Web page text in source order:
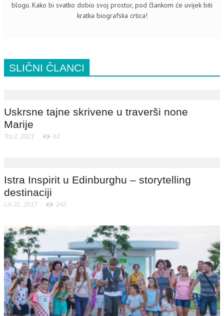
blogu. Kako bi svatko dobio svoj prostor, pod člankom će uvijek biti
kratka biografska crtica!
SLIČNI ČLANCI
Uskrsne tajne skrivene u traverši none
Marije
Tra 2, 2021 62
Istra Inspirit u Edinburghu – storytelling
destinaciji
Lis 31, 2017 242